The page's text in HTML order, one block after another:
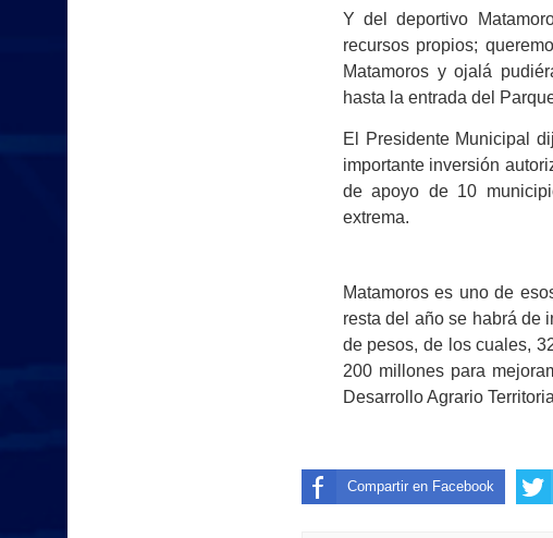
Y del deportivo
recursos propios;
Matamoros y ojalá
hasta la entrada del
El Presidente Municipal
importante inversión
de apoyo de 10
extrema.
Matamoros es uno de
resta del año se habrá de
de pesos, de los cuales,
200 millones para
Desarrollo Agrario
Compartir en Facebook